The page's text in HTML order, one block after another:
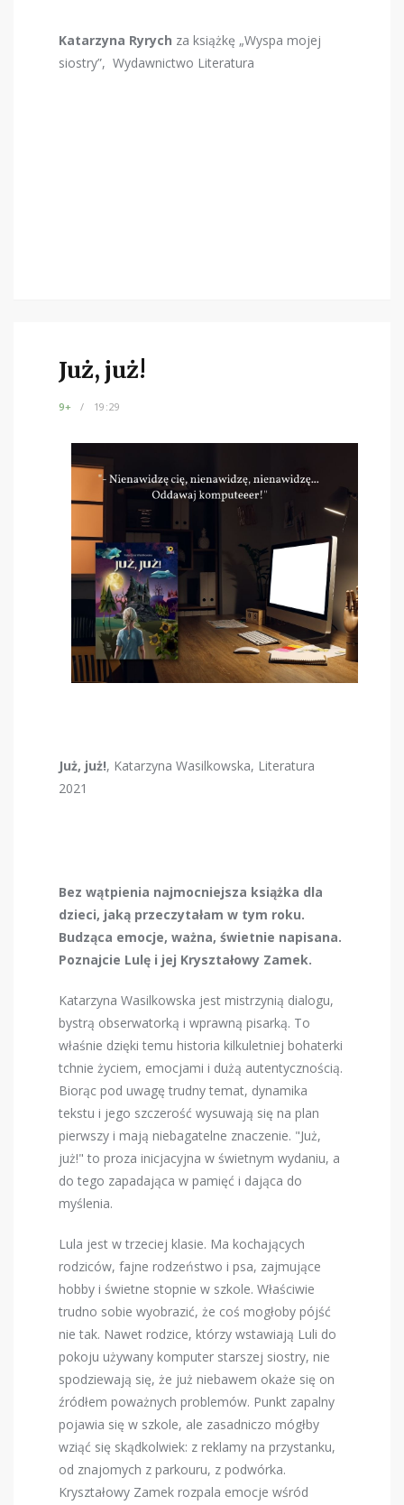
Katarzyna Ryrych za książkę „Wyspa mojej
siostry”, Wydawnictwo Literatura
Już, już!
9+ 19:29
Już, już!, Katarzyna Wasilkowska, Literatura
2021
Bez wątpienia najmocniejsza książka dla
dzieci, jaką przeczytałam w tym roku.
Budząca emocje, ważna, świetnie napisana.
Poznajcie Lulę i jej Kryształowy Zamek.
Katarzyna Wasilkowska jest mistrzynią dialogu,
bystrą obserwatorką i wprawną pisarką. To
właśnie dzięki temu historia kilkuletniej bohaterki
tchnie życiem, emocjami i dużą autentycznością.
Biorąc pod uwagę trudny temat, dynamika
tekstu i jego szczerość wysuwają się na plan
pierwszy i mają niebagatelne znaczenie. "Już,
już!" to proza inicjacyjna w świetnym wydaniu, a
do tego zapadająca w pamięć i dająca do
myślenia.
Lula jest w trzeciej klasie. Ma kochających
rodziców, fajne rodzeństwo i psa, zajmujące
hobby i świetne stopnie w szkole. Właściwie
trudno sobie wyobrazić, że coś mogłoby pójść
nie tak. Nawet rodzice, którzy wstawiają Luli do
pokoju używany komputer starszej siostry, nie
spodziewają się, że już niebawem okaże się on
źródłem poważnych problemów. Punkt zapalny
pojawia się w szkole, ale zasadniczo mógłby
wziąć się skądkolwiek: z reklamy na przystanku,
od znajomych z parkouru, z podwórka.
Kryształowy Zamek rozpala emocje wśród